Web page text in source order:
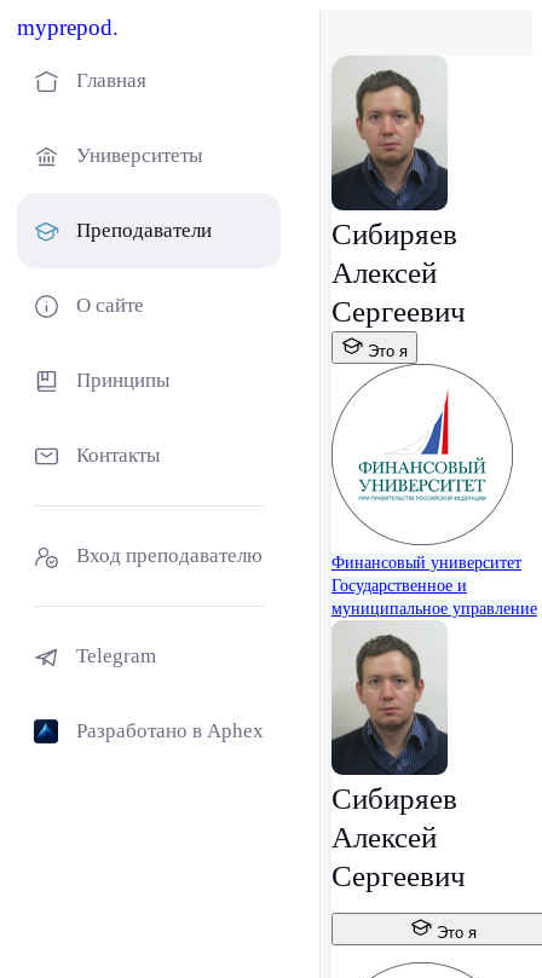
myprepod.
Главная
Университеты
Преподаватели
О сайте
Принципы
Контакты
Вход преподавателю
Telegram
Разработано в Aphex
Сибиряев
Алексей
Сергеевич
Это я
Финансовый университет
Государственное и
муниципальное управление
Сибиряев
Алексей
Сергеевич
Это я